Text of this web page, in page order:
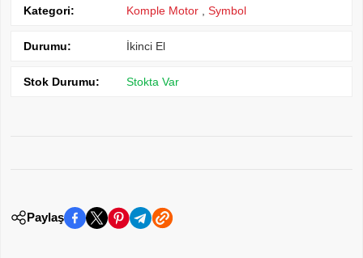
Kategori: Komple Motor Symbol
Durumu: İkinci El
Stok Durumu: Stokta Var
Paylaş